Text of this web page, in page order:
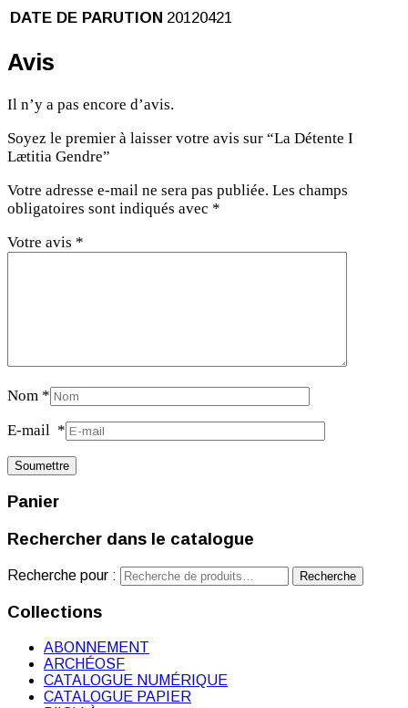
DATE DE PARUTION 20120421
Avis
Il n’y a pas encore d’avis.
Soyez le premier à laisser votre avis sur “La Détente I
Lætitia Gendre”
Votre adresse e-mail ne sera pas publiée. Les champs
obligatoires sont indiqués avec *
Votre avis *
Nom *
E-mail *
Panier
Rechercher dans le catalogue
Recherche pour : Recherche
Collections
ABONNEMENT
ARCHÉOSF
CATALOGUE NUMÉRIQUE
CATALOGUE PAPIER